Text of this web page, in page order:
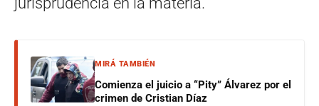
MIRÁ TAMBIÉN
Comienza el juicio a “Pity” Álvarez por el
crimen de Cristian Díaz